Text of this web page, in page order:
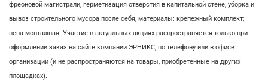
фреоновой магистрали, герметизация отверстия в капитальной стене, уборка и
вывоз строительного мусора после себя, материалы: крепежный комплект;
пена монтажная. Участие в актуальных акциях распространяется только при
оформлении заказ на сайте компании ЭРНИКС, по телефону или в офисе
организации (и не распространяются на товары, приобретенные на других
площадках).